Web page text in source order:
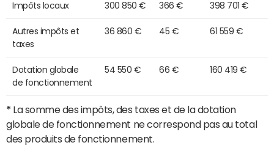
Impôts locaux 300 850 € 366 € 398 701 €
Autres impôts et
taxes
36 860 € 45 € 61 559 €
Dotation globale
de fonctionnement
54 550 € 66 € 160 419 €
* La somme des impôts, des taxes et de la dotation
globale de fonctionnement ne correspond pas au total
des produits de fonctionnement.